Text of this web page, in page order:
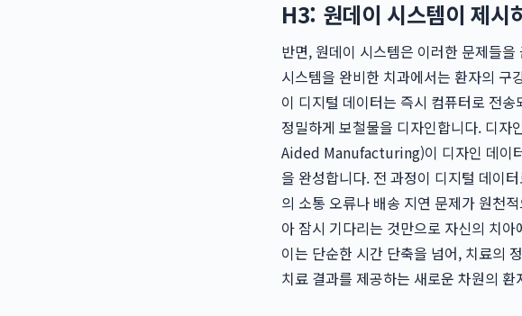
H3: 원데이 시스템이 제시
반면, 원데이 시스템은 이러한 문제들
시스템을 완비한 치과에서는 환자의 구
이 디지털 데이터는 즉시 컴퓨터로 전
정밀하게 보철물을 디자인합니다. 디
Aided Manufacturing)이 디자인 데이
을 완성합니다. 전 과정이 디지털 데이
의 소통 오류나 배송 지연 문제가 원천
아 잠시 기다리는 것만으로 자신의 치
이는 단순한 시간 단축을 넘어, 치료의
치료 결과를 제공하는 새로운 차원의